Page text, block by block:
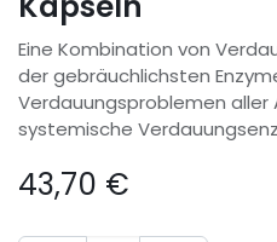
Eine Kombination von
der gebräuchlichsten
Verdauungsproblemen aller
systemische
43,70 €